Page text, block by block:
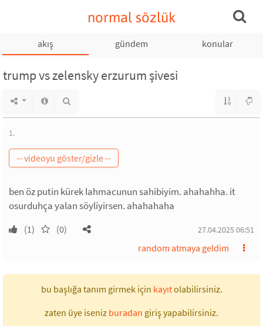
normal sözlük
akış gündem konular
trump vs zelensky erzurum şivesi
1.
ben öz putin kürek lahmacunun sahibiyim. ahahahha. it
osurduhça yalan söyliyirsen. ahahahaha
(1) (0) 27.04.2025 06:51
random atmaya geldim
bu başlığa tanım girmek için kayıtolabilirsiniz.
zaten üye iseniz buradan giriş yapabilirsiniz.